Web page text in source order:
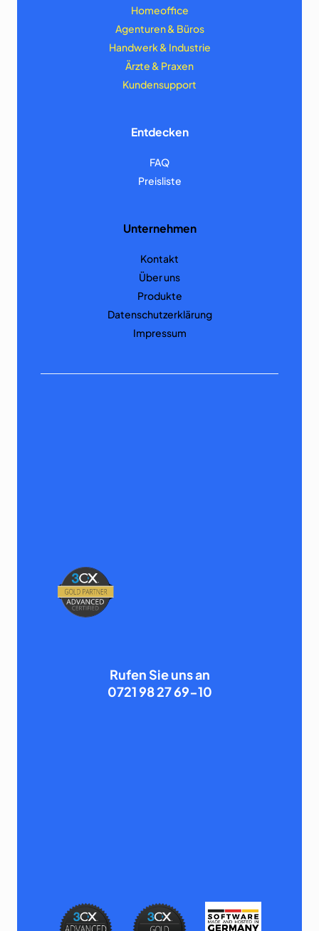
Homeoffice
Agenturen & Büros
Handwerk & Industrie
Ärzte & Praxen
Kundensupport
Entdecken
FAQ
Preisliste
Unternehmen
Kontakt
Über uns
Produkte
Datenschutzerklärung
Impressum
Rufen Sie uns an
0721 98 27 69-10